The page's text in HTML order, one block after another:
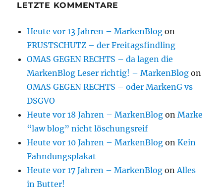
LETZTE KOMMENTARE
Heute vor 13 Jahren – MarkenBlog on
FRUSTSCHUTZ – der Freitagsfindling
OMAS GEGEN RECHTS – da lagen die
MarkenBlog Leser richtig! – MarkenBlog on
OMAS GEGEN RECHTS – oder MarkenG vs
DSGVO
Heute vor 18 Jahren – MarkenBlog onMarke
“law blog” nicht löschungsreif
Heute vor 10 Jahren – MarkenBlog onKein
Fahndungsplakat
Heute vor 17 Jahren – MarkenBlog onAlles
in Butter!